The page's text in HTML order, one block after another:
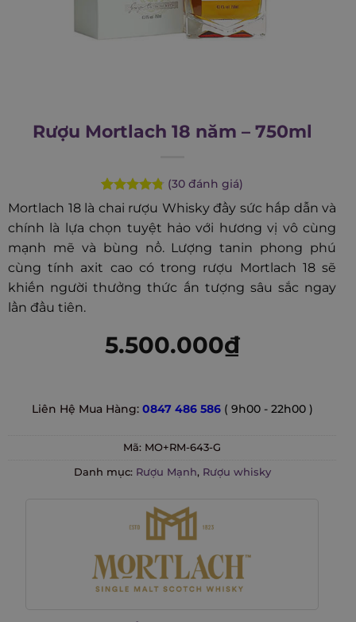
Rượu Mortlach 18 năm – 750ml
Rated 4.77
out of 5
based on
30
customer
ratings
(30 đánh giá)
Mortlach 18 là chai rượu Whisky đầy sức hấp dẫn và
chính là lựa chọn tuyệt hảo với hương vị vô cùng
mạnh mẽ và bùng nổ. Lượng tanin phong phú
cùng tính axit cao có trong rượu Mortlach 18 sẽ
khiến người thưởng thức ấn tượng sâu sắc ngay
lần đầu tiên.
5.500.000₫
Liên Hệ Mua Hàng: 0847 486 586 ( 9h00 - 22h00 )
Mã: MO+RM-643-G
Danh mục: Rượu Mạnh, Rượu whisky